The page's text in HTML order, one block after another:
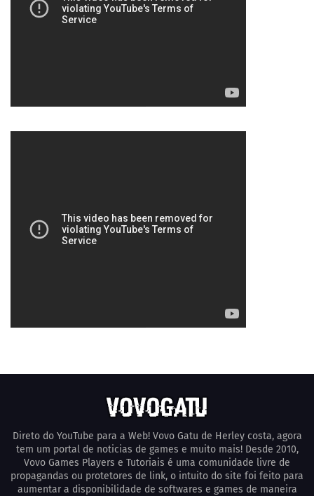
Direto do YouTube para a Web! Vovo Gatu de Herley costa, agora
tem um portal de noticias de games e muito mais! Desde 2010,
Vovo Games Players e Tutoriais é uma comunidade livre de
propagandas ou protetores de link, o intuito do site foi feito para
aumentar a disponibilidade de softwares e games de maneira